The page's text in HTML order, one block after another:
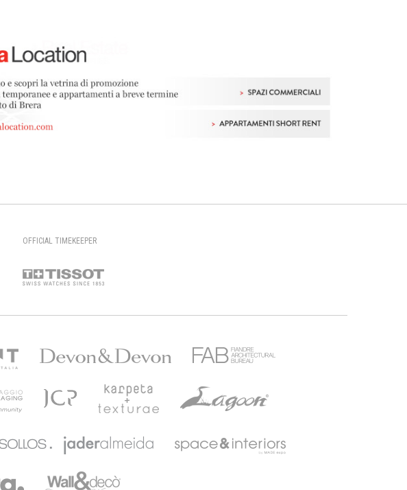
OFFICIAL TIMEKEEPER